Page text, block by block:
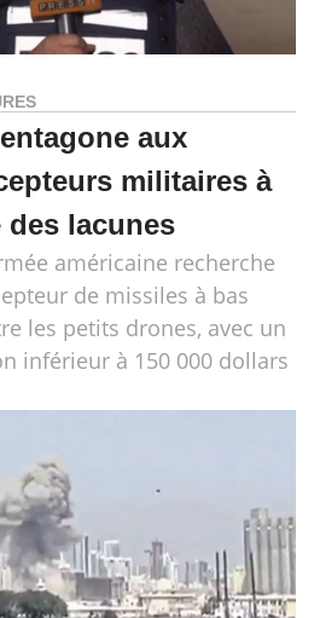
aux
militaires à
des lacunes
américaine recherche
de missiles à bas
les petits drones, avec un
inférieur à 150 000 dollars